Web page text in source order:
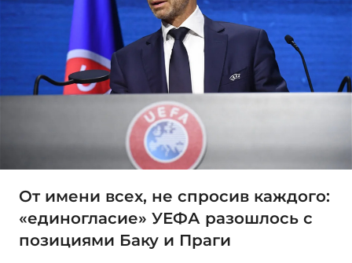
От имени всех, не спросив каждого:
«единогласие» УЕФА разошлось с
позициями Баку и Праги